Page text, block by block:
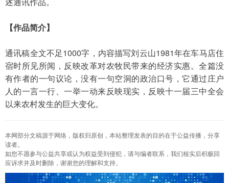
【作品简介】
通讯稿全文不足1000字，内容描写刘云山1981年在车马店住
宿时所见所闻，反映改革对农牧民带来的经济实惠。全篇没
有作者的一句议论，没有一句空洞的政治口号，它通过庄户
人的一言一行、一举一动来反映现实，反映十一届三中全会
以来农村发生的巨大变化。
本网部分文稿源于网络，版权归原创，本站整理发表的目的在于公益传播，分享
读者。
如您不愿参与公益共享或认为权益受到侵犯，请与编者联系，我们核实后积极回
应诉求并及时删除，谢谢您的理解和支持。